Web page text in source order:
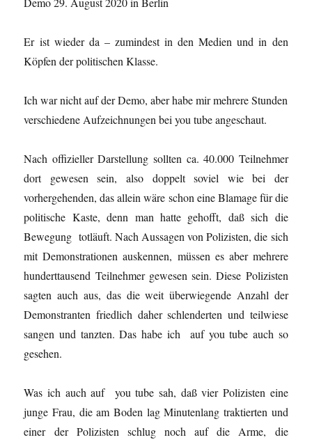
Er ist wieder da – zumindest in den Medien und in den
Köpfen der politischen Klasse.
Ich war nicht auf der Demo, aber habe mir mehrere Stunden
verschiedene Aufzeichnungen bei you tube angeschaut.
Nach offizieller Darstellung sollten ca. 40.000 Teilnehmer
dort gewesen sein, also doppelt soviel wie bei der
vorhergehenden, das allein wäre schon eine Blamage für die
politische Kaste, denn man hatte gehofft, daß sich die
Bewegung totläuft. Nach Aussagen von Polizisten, die sich
mit Demonstrationen auskennen, müssen es aber mehrere
hunderttausend Teilnehmer gewesen sein. Diese Polizisten
sagten auch aus, das die weit überwiegende Anzahl der
Demonstranten friedlich daher schlenderten und teilwiese
sangen und tanzten. Das habe ich auf you tube auch so
gesehen.
Was ich auch auf you tube sah, daß vier Polizisten eine
junge Frau, die am Boden lag Minutenlang traktierten und
einer der Polizisten schlug noch auf die Arme, die